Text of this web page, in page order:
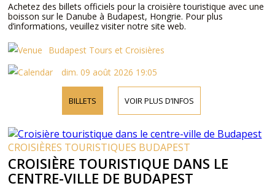
Achetez des billets officiels pour la croisière touristique avec une
boisson sur le Danube à Budapest, Hongrie. Pour plus
d’informations, veuillez visiter notre site web.
Budapest Tours et Croisières
dim. 09 août 2026 19:05
BILLETS VOIR PLUS D’INFOS
CROISIÈRES TOURISTIQUES BUDAPEST
CROISIÈRE TOURISTIQUE DANS LE
CENTRE-VILLE DE BUDAPEST